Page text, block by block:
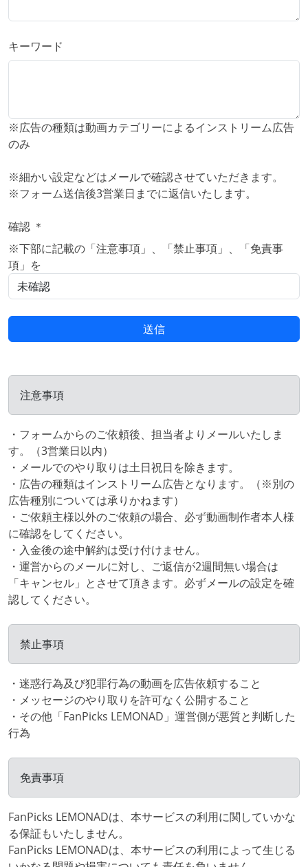
キーワード
※広告の種類は動画カテゴリーによるインストリーム広告
のみ
※細かい設定などはメールで確認させていただきます。
※フォーム送信後3営業日までに返信いたします。
確認 ＊
※下部に記載の「注意事項」、「禁止事項」、「免責事
項」を
送信
注意事項
・フォームからのご依頼後、担当者よりメールいたしま
す。（3営業日以内）
・メールでのやり取りは土日祝日を除きます。
・広告の種類はインストリーム広告となります。（※別の
広告種別については承りかねます）
・ご依頼主様以外のご依頼の場合、必ず動画制作者本人様
に確認をしてください。
・入金後の途中解約は受け付けません。
・運営からのメールに対し、ご返信が2週間無い場合は
「キャンセル」とさせて頂きます。必ずメールの設定を確
認してください。
禁止事項
・迷惑行為及び犯罪行為の動画を広告依頼すること
・メッセージのやり取りを許可なく公開すること
・その他「FanPicks LEMONAD」運営側が悪質と判断した
行為
免責事項
FanPicks LEMONADは、本サービスの利用に関していかな
る保証もいたしません。
FanPicks LEMONADは、本サービスの利用によって生じる